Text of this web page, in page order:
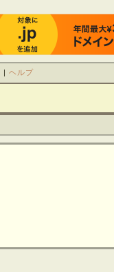
| ヘルプ